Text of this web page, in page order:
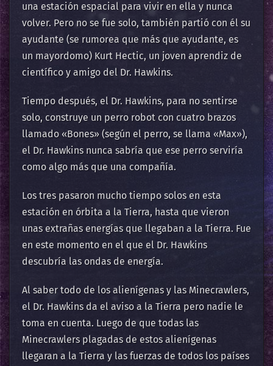
una estación espacial para vivir en ella y nunca
volver. Pero no se fue solo, también partió con él su
ayudante (se rumorea que más que ayudante, es
un mayordomo) Kurt Hectic, un joven aprendiz de
científico y amigo del Dr. Hawkins.
Tiempo después, el Dr. Hawkins, para no sentirse
solo, construye un perro robot con cuatro brazos
llamado «Bones» (según el perro, se llama «Max»),
el Dr. Hawkins nunca sabría que ese perro serviría
como algo más que una compañía.
Los tres pasaron mucho tiempo solos en esta
estación en órbita a la Tierra, hasta que vieron
unas extrañas energías que llegaban a la Tierra. Fue
en este momento en el que el Dr. Hawkins
descubría las ondas de energía.
Al saber todo de los alienígenas y las Minecrawlers,
el Dr. Hawkins da el aviso a la Tierra pero nadie le
toma en cuenta. Luego de que todas las
Minecrawlers plagadas de estos alienígenas
llegaran a la Tierra y las fuerzas de todos los países